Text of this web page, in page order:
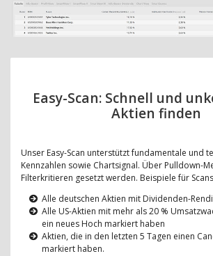
Easy-Scan: Schnell und
Aktien finden
Unser Easy-Scan unterstützt fundamentale und
Kennzahlen sowie Chartsignal. Über Pulldown-
Filterkritieren gesetzt werden. Beispiele für
Alle deutschen Aktien mit Dividenden-
Alle US-Aktien mit mehr als 20 %
ein neues Hoch markiert haben
Aktien, die in den letzten 5 Tagen einen
markiert haben.